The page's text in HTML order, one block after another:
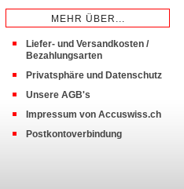
MEHR ÜBER...
Liefer- und Versandkosten /
Bezahlungsarten
Privatsphäre und Datenschutz
Unsere AGB's
Impressum von Accuswiss.ch
Postkontoverbindung